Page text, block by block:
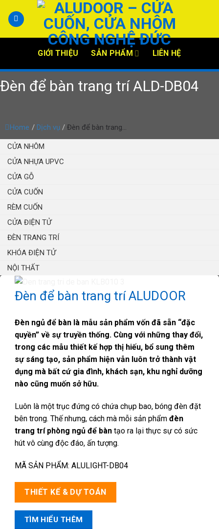
content
GIỚI THIỆU SẢN PHẨM LIÊN HỆ
Đèn để bàn trang trí ALD-DB04
Home / Dịch vụ / Đèn để bàn trang...
CỬA NHÔM
CỬA NHỰA UPVC
CỬA GỖ
CỬA CUỐN
RÈM CUỐN
CỬA ĐIỆN TỬ
ĐÈN TRANG TRÍ
KHÓA ĐIỆN TỬ
NỘI THẤT
Đèn để bàn trang trí ALUDOOR
Đèn ngủ để bàn là mẫu sản phẩm vốn đã sẵn “đặc
quyền” về sự truyền thống. Cùng với những thay đổi,
trong các mẫu thiết kế hợp thị hiếu, bổ sung thêm
sự sáng tạo, sản phẩm hiện vẫn luôn trở thành vật
dụng mà bất cứ gia đình, khách sạn, khu nghỉ dưỡng
nào cũng muốn sở hữu.
Luôn là một trục đứng có chứa chụp bao, bóng đèn đặt
bên trong. Thế nhưng, cách mà mỗi sản phẩm đèn
trang trí phòng ngủ để bàn tạo ra lại thực sự có sức
hút vô cùng độc đáo, ấn tượng.
MÃ SẢN PHẨM: ALULIGHT-DB04
THIẾT KẾ & DỰ TOÁN
TÌM HIỂU THÊM